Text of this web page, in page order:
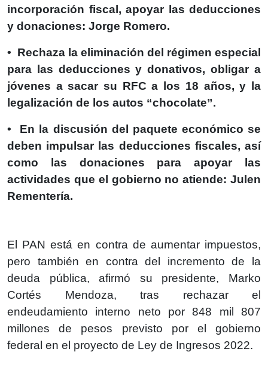
incorporación fiscal, apoyar las deducciones
y donaciones: Jorge Romero.
• Rechaza la eliminación del régimen especial
para las deducciones y donativos, obligar a
jóvenes a sacar su RFC a los 18 años, y la
legalización de los autos “chocolate”.
• En la discusión del paquete económico se
deben impulsar las deducciones fiscales, así
como las donaciones para apoyar las
actividades que el gobierno no atiende: Julen
Rementería.
El PAN está en contra de aumentar impuestos,
pero también en contra del incremento de la
deuda pública, afirmó su presidente, Marko
Cortés Mendoza, tras rechazar el
endeudamiento interno neto por 848 mil 807
millones de pesos previsto por el gobierno
federal en el proyecto de Ley de Ingresos 2022.